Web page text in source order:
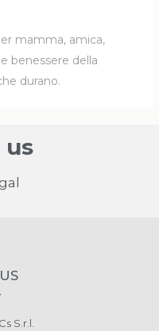
mamma, amica,
benessere della
durano.
S.r.l.